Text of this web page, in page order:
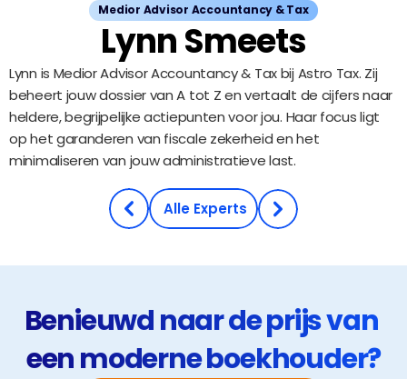
Medior Advisor Accountancy & Tax
Lynn Smeets
Lynn is Medior Advisor Accountancy & Tax bij Astro Tax. Zij
beheert jouw dossier van A tot Z en vertaalt de cijfers naar
heldere, begrijpelijke actiepunten voor jou. Haar focus ligt
op het garanderen van fiscale zekerheid en het
minimaliseren van jouw administratieve last.
Alle Experts
Benieuwd naar de prijs van
een moderne boekhouder?